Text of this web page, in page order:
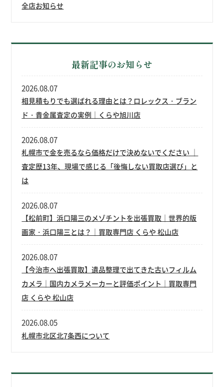
全店お知らせ
最新記事のお知らせ
相見積もりでも選ばれる理由とは？ロレックス・ブラン
ド・貴金属査定の実例｜くらや旭川店
2026.08.07
札幌市で金を売るなら価格だけで決めないでください ｜
査定歴13年、現場で感じる「後悔しない買取店選び」と
は
2026.08.07
【松前町】浜口陽三のメゾチントを出張買取｜世界的版
画家・浜口陽三とは？｜買取専門店 くらや 松山店
2026.08.07
【今治市へ出張買取】遺品整理で出てきた古いフィルム
カメラ｜国内カメラメーカーと評価ポイント｜買取専門
店 くらや 松山店
2026.08.07
札幌市北区北7条西について
2026.08.05